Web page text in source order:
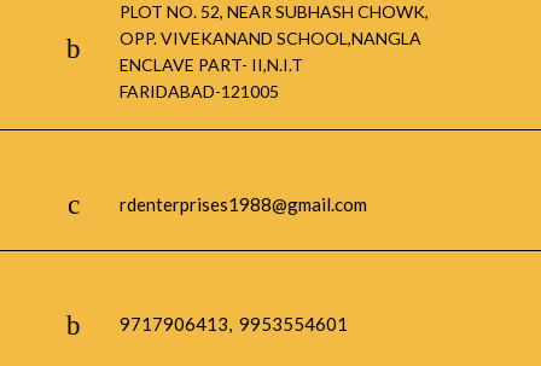
PLOT NO. 52, NEAR SUBHASH CHOWK,
OPP. VIVEKANAND SCHOOL,NANGLA
ENCLAVE PART- II,N.I.T
FARIDABAD-121005
rdenterprises1988@gmail.com
9717906413, 9953554601